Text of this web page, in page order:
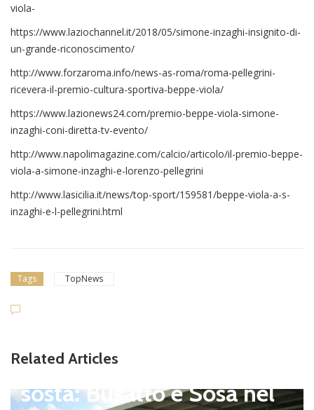
viola-
https://www.laziochannel.it/2018/05/simone-inzaghi-insignito-di-
un-grande-riconoscimento/
http://www.forzaroma.info/news-as-roma/roma-pellegrini-
ricevera-il-premio-cultura-sportiva-beppe-viola/
https://www.lazionews24.com/premio-beppe-viola-simone-
inzaghi-coni-diretta-tv-evento/
http://www.napolimagazine.com/calcio/articolo/il-premio-beppe-
viola-a-simone-inzaghi-e-lorenzo-pellegrini
http://www.lasicilia.it/news/top-sport/159581/beppe-viola-a-s-
inzaghi-e-l-pellegrini.html
Tags TopNews
Related Articles
Dilettanti Serie D
mercato senza
Busatto e Sosa nel